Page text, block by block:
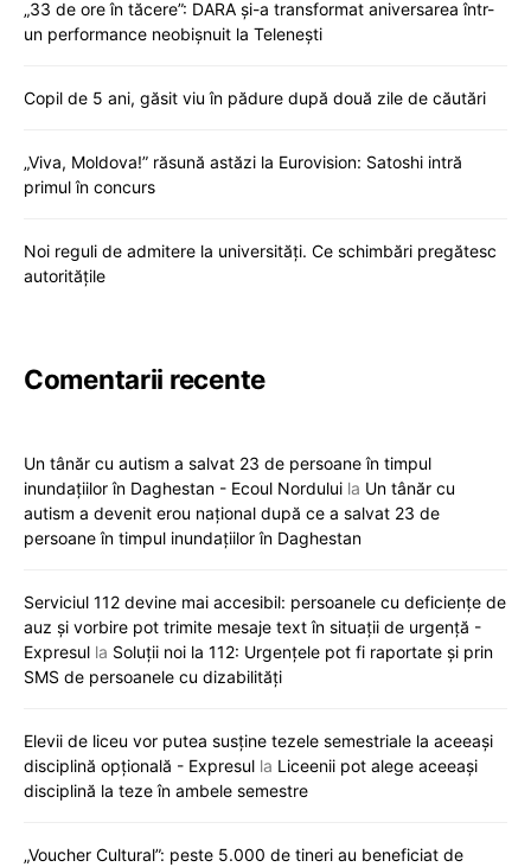
„33 de ore în tăcere”: DARA și-a transformat aniversarea într-
un performance neobișnuit la Telenești
Copil de 5 ani, găsit viu în pădure după două zile de căutări
„Viva, Moldova!” răsună astăzi la Eurovision: Satoshi intră
primul în concurs
Noi reguli de admitere la universități. Ce schimbări pregătesc
autoritățile
Comentarii recente
Un tânăr cu autism a salvat 23 de persoane în timpul
inundațiilor în Daghestan - Ecoul Nordului la Un tânăr cu
autism a devenit erou național după ce a salvat 23 de
persoane în timpul inundațiilor în Daghestan
Serviciul 112 devine mai accesibil: persoanele cu deficiențe de
auz și vorbire pot trimite mesaje text în situații de urgență -
Expresul la Soluții noi la 112: Urgențele pot fi raportate și prin
SMS de persoanele cu dizabilități
Elevii de liceu vor putea susține tezele semestriale la aceeași
disciplină opțională - Expresul la Liceenii pot alege aceeași
disciplină la teze în ambele semestre
„Voucher Cultural”: peste 5.000 de tineri au beneficiat de